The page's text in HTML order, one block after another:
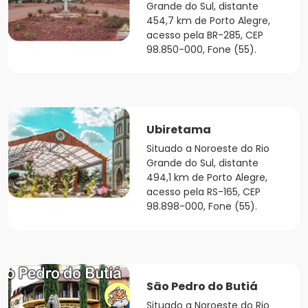
Grande do Sul, distante
454,7 km de Porto Alegre,
acesso pela BR-285, CEP
98.850-000, Fone (55).
Ubiretama
Situado a Noroeste do Rio
Grande do Sul, distante
494,1 km de Porto Alegre,
acesso pela RS-165, CEP
98.898-000, Fone (55).
São Pedro do Butiá